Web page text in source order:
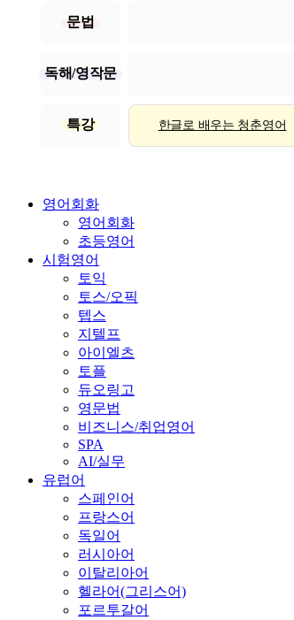
문법
독해/영작문
특강 한글로 배우는 청춘영어
영어회화
영어회화
초등영어
시험영어
토익
토스/오픽
텝스
지텔프
아이엘츠
토플
듀오링고
영문법
비즈니스/취업영어
SPA
AI/실무
유럽어
스페인어
프랑스어
독일어
러시아어
이탈리아어
헬라어(그리스어)
포르투갈어